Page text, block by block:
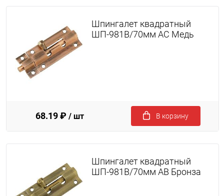
Шпингалет квадратный
ШП-981B/70мм AC Медь
68.19 ₽ / шт В корзину
Шпингалет квадратный
ШП-981B/70мм AB Бронза